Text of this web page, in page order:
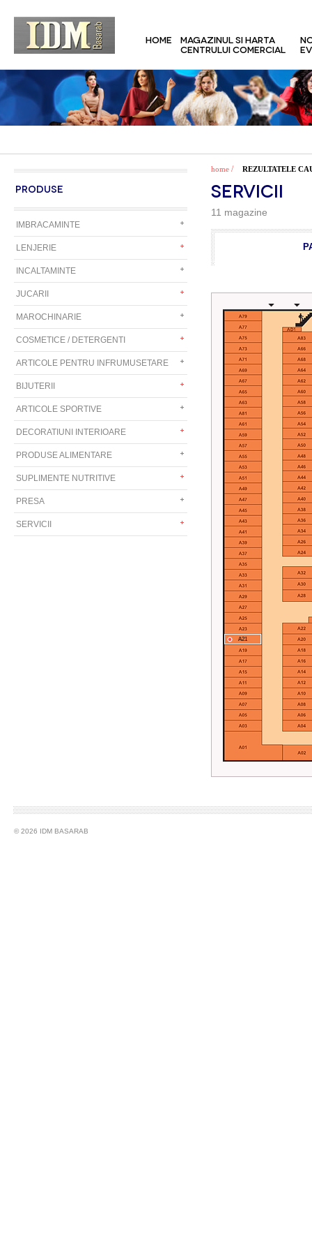
HOME
MAGAZINUL SI HARTA
CENTRULUI COMERCIAL
PRODUSE
IMBRACAMINTE
LENJERIE
INCALTAMINTE
JUCARII
MAROCHINARIE
COSMETICE / DETERGENTI
ARTICOLE PENTRU INFRUMUSETARE
BIJUTERII
ARTICOLE SPORTIVE
DECORATIUNI INTERIOARE
PRODUSE ALIMENTARE
SUPLIMENTE NUTRITIVE
PRESA
SERVICII
home / REZULTATELE
SERVICII
11 magazine
A21
© 2026 IDM BASARAB